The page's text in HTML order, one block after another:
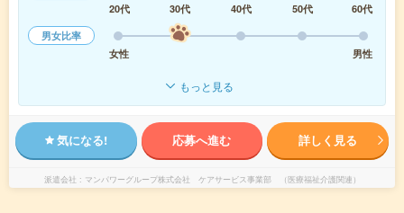
20代
30代 40代 50代
60代
男女比率
女性
男性
もっと見る
気になる! 応募へ進む 詳しく見る
派遣会社 マンパワーグループ株式会社 ケアサービス事業部 （医療福祉介護関連）